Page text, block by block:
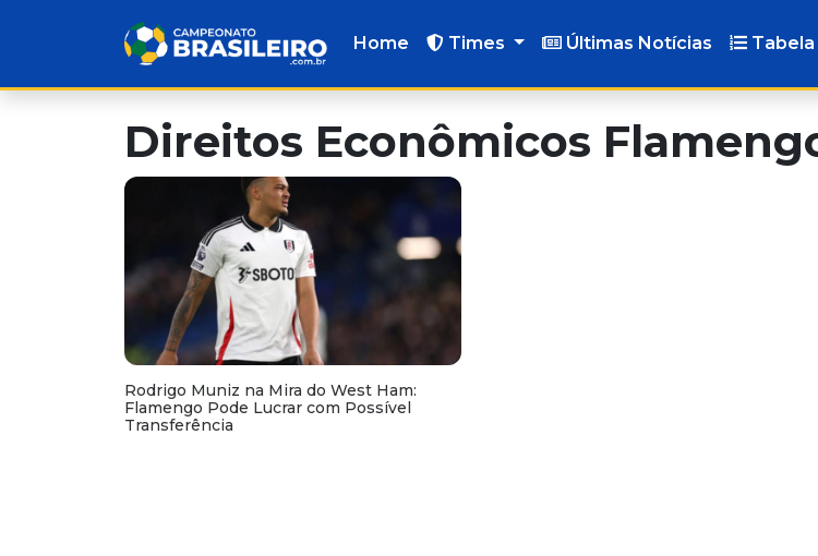
Home Times Últimas Notícias Tabela
Direitos Econômicos
Rodrigo Muniz na Mira do West Ham:
Flamengo Pode Lucrar com Possível
Transferência